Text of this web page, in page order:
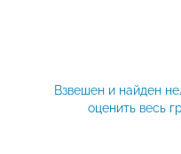
Взвешен и найден
оценить весь